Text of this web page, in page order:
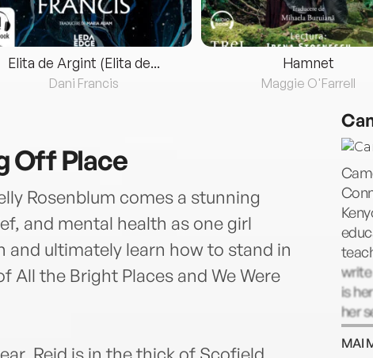
Elita de Argint (Elita de...
Dani Francis
Hamnet
Maggie O'Farrell
Off Place
Rosenblum comes a stunning
and mental health as one girl
and ultimately learn how to stand in
the Bright Places and We Were
Reid is in the thick of Scofield
is
her
MAI